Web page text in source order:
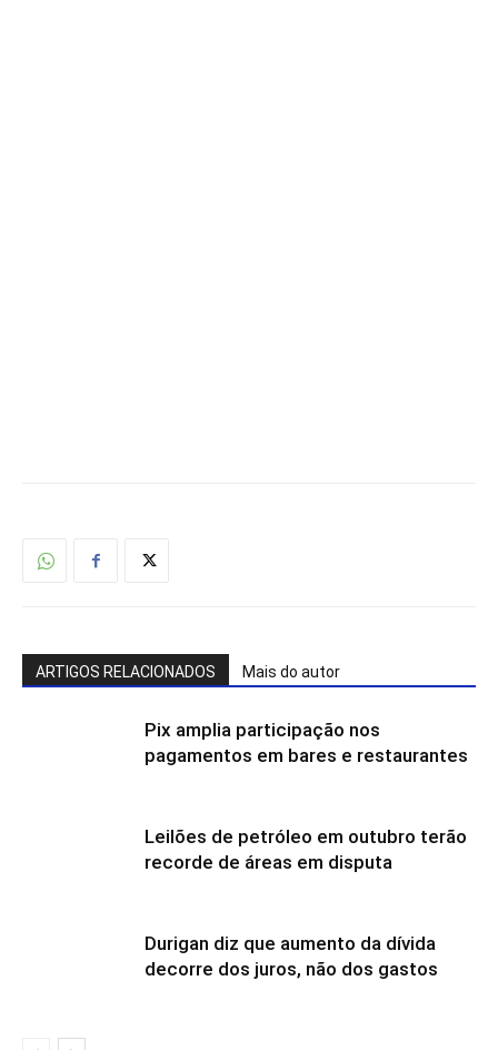
ARTIGOS RELACIONADOS Mais do autor
Pix amplia participação nos
pagamentos em bares e restaurantes
Leilões de petróleo em outubro terão
recorde de áreas em disputa
Durigan diz que aumento da dívida
decorre dos juros, não dos gastos